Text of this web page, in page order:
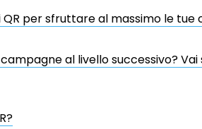
per sfruttare al massimo le tue
al livello successivo? Vai